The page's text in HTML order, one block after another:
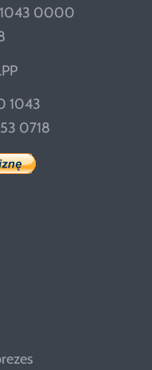
1043 0000
1043
0718